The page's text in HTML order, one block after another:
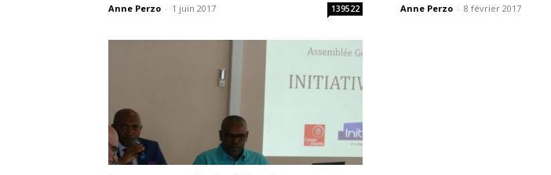
Anne Perzo - 1 juin 2017 139522 Anne Perzo - 8 février 2017